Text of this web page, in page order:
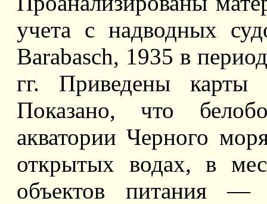
учета с надводных
Barabasch, 1935 в
гг. Приведены карты
Показано, что
акватории Черного
открытых водах, в
объектов питания